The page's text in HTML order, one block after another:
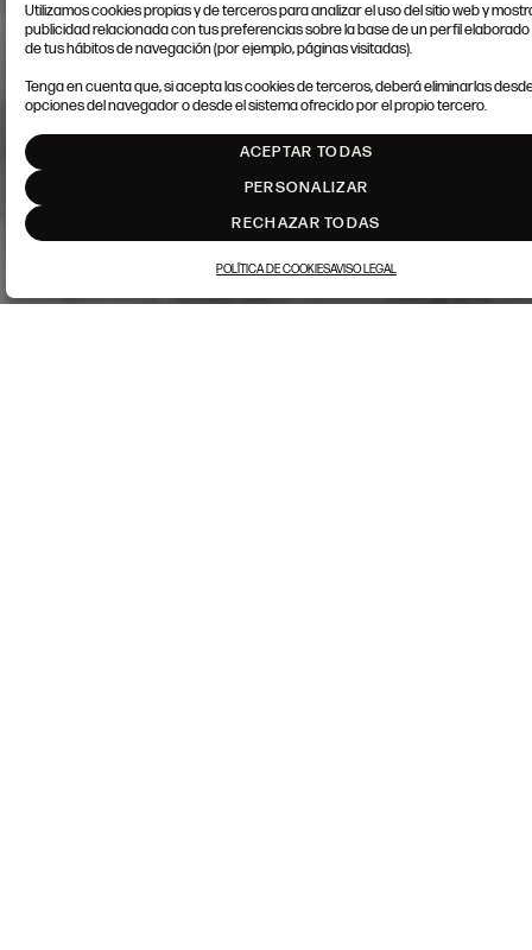
Utilizamos cookies propias y de terceros para analizar el uso del sitio web y
publicidad relacionada con tus preferencias sobre la base de un perfil
de tus hábitos de navegación (por ejemplo, páginas visitadas).
Tenga en cuenta que, si acepta las cookies de terceros, deberá eliminarlas
opciones del navegador o desde el sistema ofrecido por el propio tercero.
ACEPTAR TODAS
PERSONALIZAR
RECHAZAR TODAS
POLÍTICA DE COOKIESAVISO LEGAL